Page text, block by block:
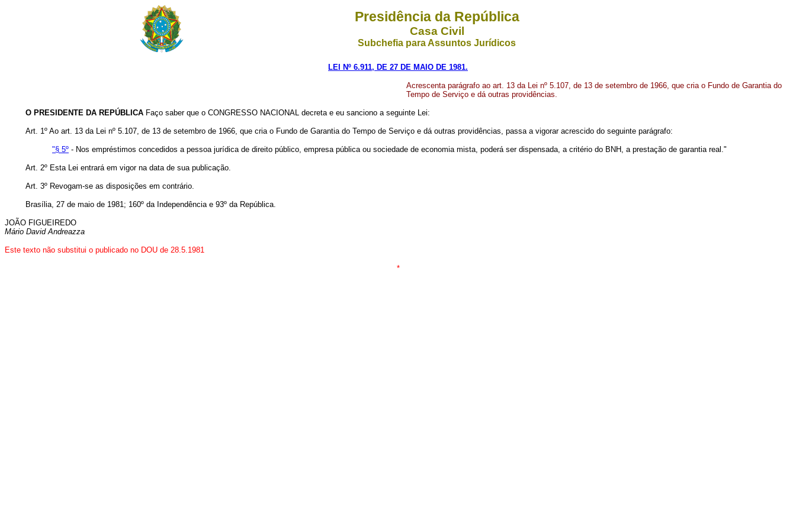
Presidência da República
Casa Civil
Subchefia para Assuntos Jurídicos
LEI Nº 6.911, DE 27 DE MAIO DE 1981.
Acrescenta parágrafo ao art. 13 da Lei nº 5.107, de 13 de setembro de 1966, que cria o Fundo de Garantia do
Tempo de Serviço e dá outras providências.
O PRESIDENTE DA REPÚBLICA Faço saber que o CONGRESSO NACIONAL decreta e eu sanciono a seguinte Lei:
Art. 1º Ao art. 13 da Lei nº 5.107, de 13 de setembro de 1966, que cria o Fundo de Garantia do Tempo de Serviço e dá outras providências, passa a vigorar acrescido do seguinte parágrafo:
"§ 5º - Nos empréstimos concedidos a pessoa jurídica de direito público, empresa pública ou sociedade de economia mista, poderá ser dispensada, a critério do BNH, a prestação de garantia real."
Art. 2º Esta Lei entrará em vigor na data de sua publicação.
Art. 3º Revogam-se as disposições em contrário.
Brasília, 27 de maio de 1981; 160º da Independência e 93º da República.
JOÃO FIGUEIREDO
Mário David Andreazza
Este texto não substitui o publicado no DOU de 28.5.1981
*